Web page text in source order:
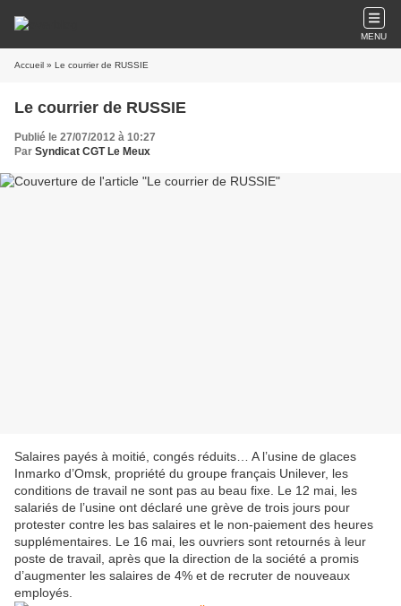
MENU
Accueil » Le courrier de RUSSIE
Le courrier de RUSSIE
Publié le 27/07/2012 à 10:27
Par Syndicat CGT Le Meux
Salaires payés à moitié, congés réduits… A l’usine de glaces
Inmarko d’Omsk, propriété du groupe français Unilever, les
conditions de travail ne sont pas au beau fixe. Le 12 mai, les
salariés de l’usine ont déclaré une grève de trois jours pour
protester contre les bas salaires et le non-paiement des heures
supplémentaires. Le 16 mai, les ouvriers sont retournés à leur
poste de travail, après que la direction de la société a promis
d’augmenter les salaires de 4% et de recruter de nouveaux
employés.